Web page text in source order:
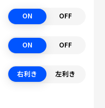
ON OFF
ON OFF
右利き 左利き